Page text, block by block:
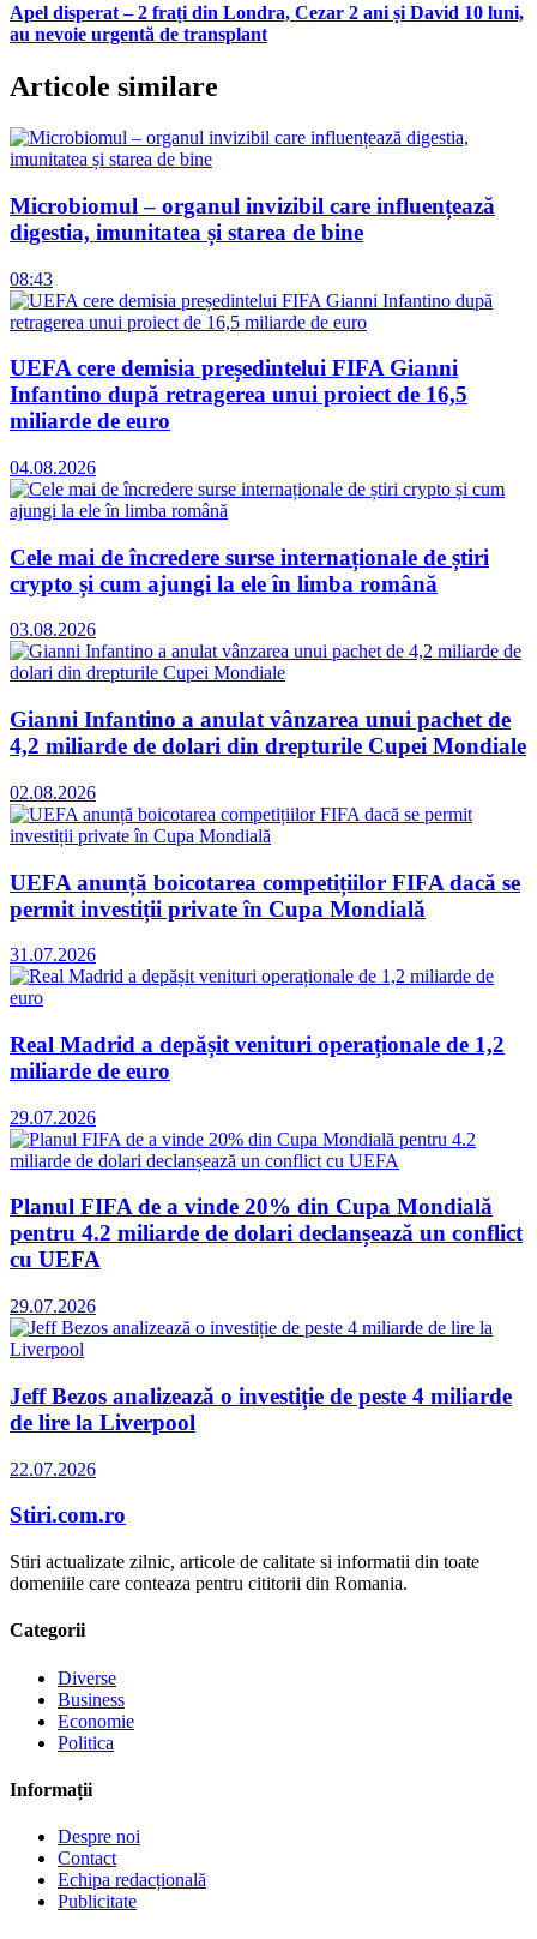
Apel disperat – 2 frați din Londra, Cezar 2 ani și David 10 luni,
au nevoie urgentă de transplant
Articole similare
Microbiomul – organul invizibil care influențează
digestia, imunitatea și starea de bine
08:43
UEFA cere demisia președintelui FIFA Gianni
Infantino după retragerea unui proiect de 16,5
miliarde de euro
04.08.2026
Cele mai de încredere surse internaționale de știri
crypto și cum ajungi la ele în limba română
03.08.2026
Gianni Infantino a anulat vânzarea unui pachet de
4,2 miliarde de dolari din drepturile Cupei Mondiale
02.08.2026
UEFA anunță boicotarea competițiilor FIFA dacă se
permit investiții private în Cupa Mondială
31.07.2026
Real Madrid a depășit venituri operaționale de 1,2
miliarde de euro
29.07.2026
Planul FIFA de a vinde 20% din Cupa Mondială
pentru 4.2 miliarde de dolari declanșează un conflict
cu UEFA
29.07.2026
Jeff Bezos analizează o investiție de peste 4 miliarde
de lire la Liverpool
22.07.2026
Stiri.com.ro
Stiri actualizate zilnic, articole de calitate si informatii din toate
domeniile care conteaza pentru cititorii din Romania.
Categorii
Diverse
Business
Economie
Politica
Informații
Despre noi
Contact
Echipa redacțională
Publicitate